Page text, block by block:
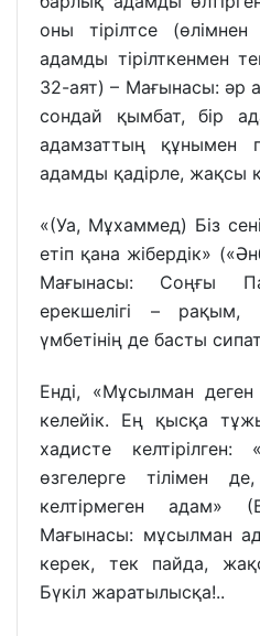
оны тірілтсе
адамды тірілткенмен
32-аят) – Мағынасы: әр
сондай қымбат, бір
адамзаттың құнымен
адамды қадірле, жақсы
«(Уа, Мұхаммед) Біз
етіп қана жібердік»
Мағынасы: Соңғы
ерекшелігі – рақым,
үмбетінің де басты
Енді, «Мұсылман
келейік. Ең қысқа
хадисте
өзгелерге тілімен
келтірмеген
Мағынасы: мұсылман
керек, тек пайда,
Бүкіл жаратылысқа!..